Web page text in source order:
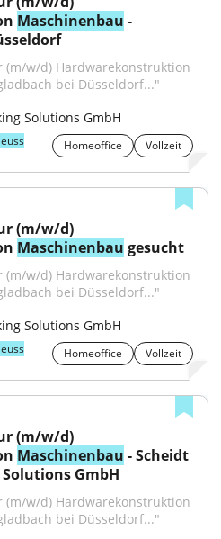
Maschinenbau -
bei Düsseldorf..."
Solutions GmbH
Homeoffice Vollzeit
(m/w/d)
Maschinenbau gesucht
bei Düsseldorf..."
Solutions GmbH
Homeoffice Vollzeit
(m/w/d)
Maschinenbau - Scheidt
GmbH
bei Düsseldorf..."